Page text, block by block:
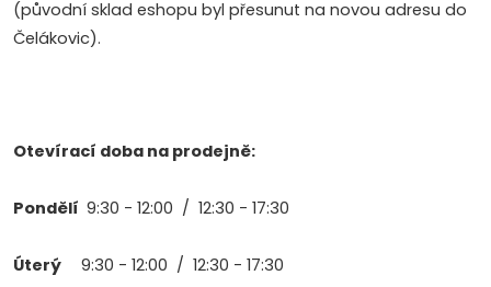
(původní sklad eshopu byl přesunut na novou adresu do
Čelákovic).
Otevírací doba na prodejně:
Pondělí 9:30 - 12:00 / 12:30 - 17:30
Úterý 9:30 - 12:00 / 12:30 - 17:30